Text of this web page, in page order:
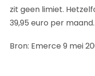
zit geen limiet.
39,95 euro per maand.
Bron: Emerce 9 mei